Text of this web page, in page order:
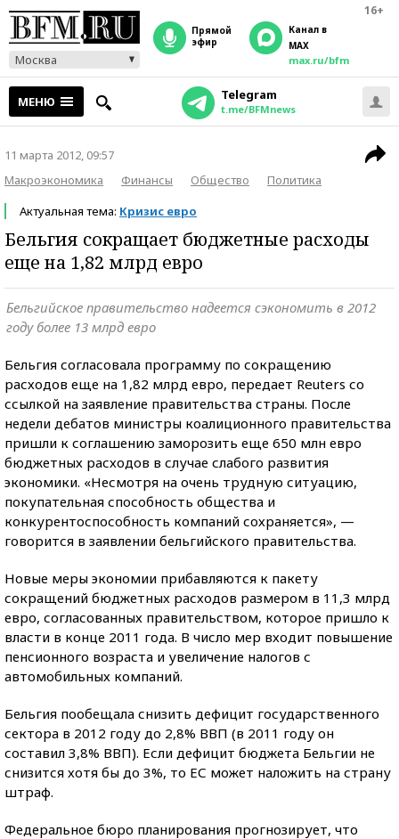
16+
Москва
прямой
эфир
Канал в
MAX
max.ru/bfm
МЕНЮ Telegram
t.me/BFMnews
11 марта 2012, 09:57
Макроэкономика
Финансы Общество
Политика
Актуальная тема: Кризис евро
Бельгия сокращает бюджетные расходы
еще на 1,82 млрд евро
Бельгийское правительство надеется сэкономить в 2012
году более 13 млрд евро
Бельгия согласовала программу по сокращению
расходов еще на 1,82 млрд евро, передает Reuters со
ссылкой на заявление правительства страны. После
недели дебатов министры коалиционного правительства
пришли к соглашению заморозить еще 650 млн евро
бюджетных расходов в случае слабого развития
экономики. «Несмотря на очень трудную ситуацию,
покупательная способность общества и
конкурентоспособность компаний сохраняется», —
говорится в заявлении бельгийского правительства.
Новые меры экономии прибавляются к пакету
сокращений бюджетных расходов размером в 11,3 млрд
евро, согласованных правительством, которое пришло к
власти в конце 2011 года. В число мер входит повышение
пенсионного возраста и увеличение налогов с
автомобильных компаний.
Бельгия пообещала снизить дефицит государственного
сектора в 2012 году до 2,8% ВВП (в 2011 году он
составил 3,8% ВВП). Если дефицит бюджета Бельгии не
снизится хотя бы до 3%, то ЕС может наложить на страну
штраф.
Федеральное бюро планирования прогнозирует, что